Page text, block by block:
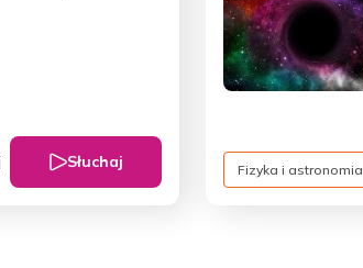
Słuchaj Fizyka i astronomia